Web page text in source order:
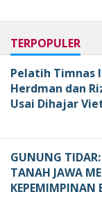
TERPOPULER
Pelatih Timnas
Herdman dan
Usai Dihajar
GUNUNG
TANAH JAWA
KEPEMIMPINAN